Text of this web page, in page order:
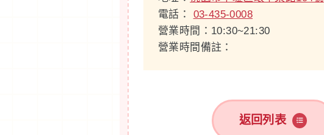
電話： 03-435-0008
營業時間：10:30~21:30
營業時間備註：
返回列表